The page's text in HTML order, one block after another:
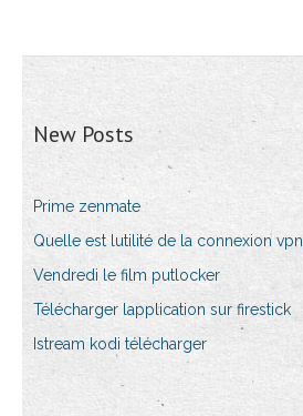
New Posts
Prime zenmate
Quelle est lutilité de la connexion vpn
Vendredi le film putlocker
Télécharger lapplication sur firestick
Istream kodi télécharger